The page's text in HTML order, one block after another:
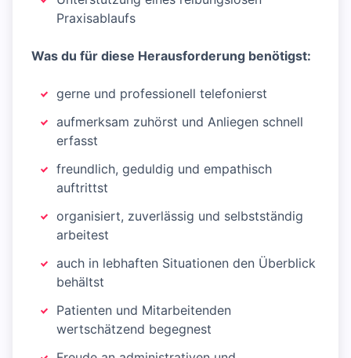
Praxisablaufs
Was du für diese Herausforderung benötigst:
gerne und professionell telefonierst
aufmerksam zuhörst und Anliegen schnell
erfasst
freundlich, geduldig und empathisch
auftrittst
organisiert, zuverlässig und selbstständig
arbeitest
auch in lebhaften Situationen den Überblick
behältst
Patienten und Mitarbeitenden
wertschätzend begegnest